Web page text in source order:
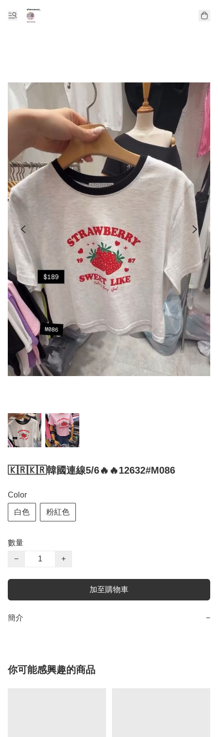
🇰🇷🇰🇷韓國連線5/6🔥🔥12632#M086
Color
白色 粉紅色
數量
−
+
加至購物車
簡介 −
你可能感興趣的商品